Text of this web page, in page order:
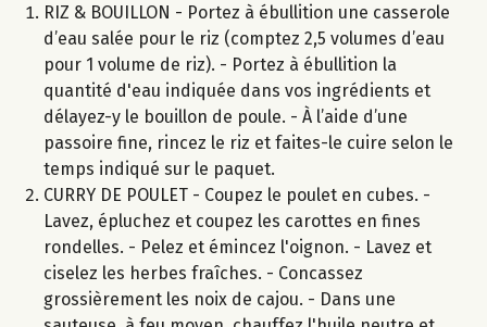
RIZ & BOUILLON - Portez à ébullition une casserole
d’eau salée pour le riz (comptez 2,5 volumes d’eau
pour 1 volume de riz). - Portez à ébullition la
quantité d'eau indiquée dans vos ingrédients et
délayez-y le bouillon de poule. - À l’aide d’une
passoire fine, rincez le riz et faites-le cuire selon le
temps indiqué sur le paquet.
CURRY DE POULET - Coupez le poulet en cubes. -
Lavez, épluchez et coupez les carottes en fines
rondelles. - Pelez et émincez l'oignon. - Lavez et
ciselez les herbes fraîches. - Concassez
grossièrement les noix de cajou. - Dans une